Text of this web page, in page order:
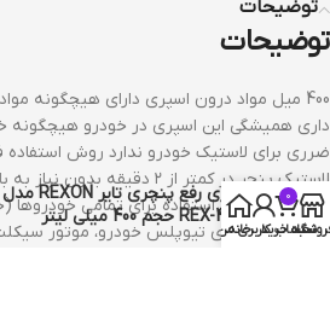
توضیحات
توضیحات
400 میل مواد درون اسپری دارای هیچگونه
داری همیشگی این اسپری در خودرو هیچگونه
ضرری برای لاستیک خودرو ندارد روش استفاده
لاستیک پنچر در کمتر از ۲ دقیقه
جک خودرو قابل استفاده برای تمامی خودروها
برای لاستیک های تیوپلس خودرو، موتور
اسپری رفع پنچری تایر REXON مدل
REX-4030 حجم 400 میلی لیتر
0
سبد خرید
حساب کاربری من
خانه